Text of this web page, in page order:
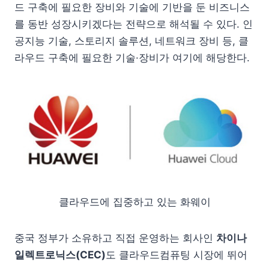
드 구축에 필요한 장비와 기술에 기반을 둔 비즈니스
를 동반 성장시키겠다는 전략으로 해석될 수 있다. 인
공지능 기술, 스토리지 솔루션, 네트워크 장비 등, 클
라우드 구축에 필요한 기술·장비가 여기에 해당한다.
클라우드에 집중하고 있는 화웨이
중국 정부가 소유하고 직접 운영하는 회사인 차이나
일렉트로닉스(CEC)도 클라우드컴퓨팅 시장에 뛰어